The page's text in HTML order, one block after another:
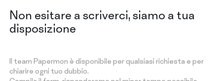
Tovagliette
AZIENDA
Non esitare a scriverci, siamo a tua
disposizione
Il team Papermon è disponibile per qualsiasi richiesta e per
chiarire ogni tuo dubbio.